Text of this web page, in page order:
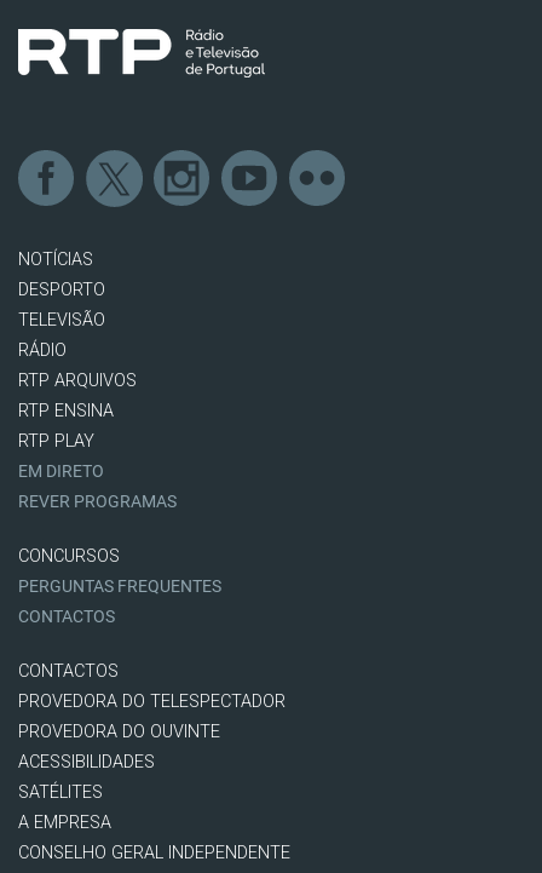
NOTÍCIAS
DESPORTO
TELEVISÃO
RÁDIO
RTP ARQUIVOS
RTP ENSINA
RTP PLAY
EM DIRETO
REVER PROGRAMAS
CONCURSOS
PERGUNTAS FREQUENTES
CONTACTOS
CONTACTOS
PROVEDORA DO TELESPECTADOR
PROVEDORA DO OUVINTE
ACESSIBILIDADES
SATÉLITES
A EMPRESA
CONSELHO GERAL INDEPENDENTE